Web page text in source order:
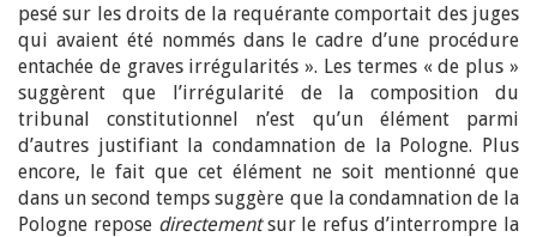
pesé sur les droits de la requérante comportait des juges
qui avaient été nommés dans le cadre d’une procédure
entachée de graves irrégularités ». Les termes « de plus »
suggèrent que l’irrégularité de la composition du
tribunal constitutionnel n’est qu’un élément parmi
d’autres justifiant la condamnation de la Pologne. Plus
encore, le fait que cet élément ne soit mentionné que
dans un second temps suggère que la condamnation de la
Pologne repose directementsur le refus d’interrompre la